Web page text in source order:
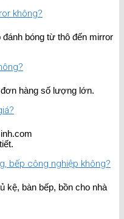
không?
bóng từ thô đến mirror
hàng số lượng lớn.
bếp công nghiệp không?
kệ, bàn bếp, bồn cho nhà